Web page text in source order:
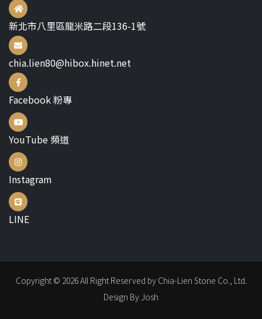
新北市八里區龍米路二段136-1號
chia.lien80@hibox.hinet.net
Facebook 粉專
YouTube 頻道
Instagram
LINE
Copyright © 2026 All Right Reserved by Chia-Lien Stone Co., Ltd.
Design By Josh